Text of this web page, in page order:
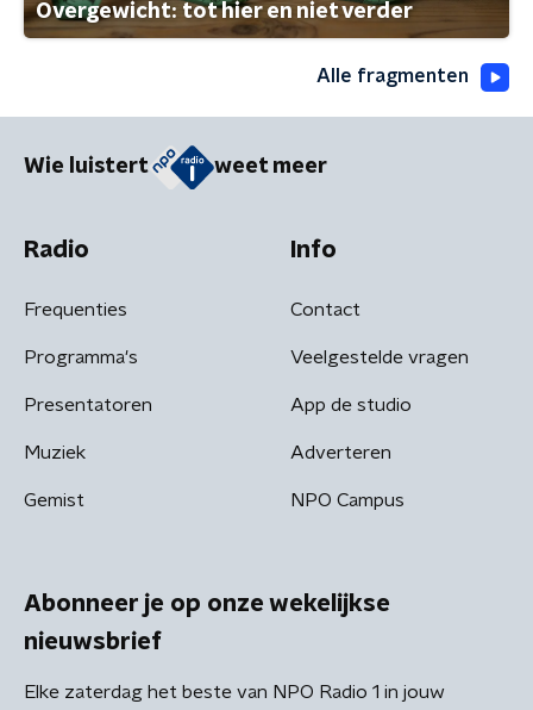
Overgewicht: tot hier en niet verder
Alle fragmenten
Wie luistert weet meer
Radio
Frequenties
Programma's
Presentatoren
Muziek
Gemist
Info
Contact
Veelgestelde vragen
App de studio
Adverteren
NPO Campus
Abonneer je op onze wekelijkse
nieuwsbrief
Elke zaterdag het beste van NPO Radio 1 in jouw